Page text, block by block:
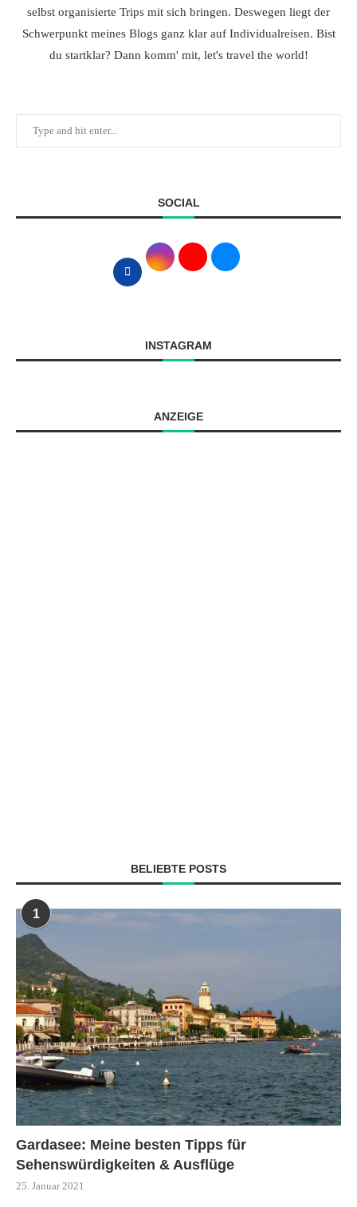
selbst organisierte Trips mit sich bringen. Deswegen liegt der
Schwerpunkt meines Blogs ganz klar auf Individualreisen. Bist
du startklar? Dann komm' mit, let's travel the world!
SOCIAL
INSTAGRAM
ANZEIGE
BELIEBTE POSTS
1
Gardasee: Meine besten Tipps für
Sehenswürdigkeiten & Ausflüge
25. Januar 2021